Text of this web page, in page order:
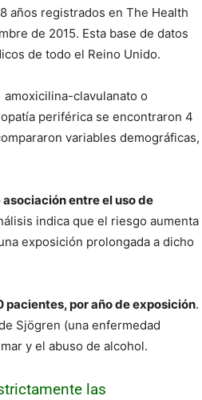
años registrados en The Health
de 2015. Esta base de datos
de todo el Reino Unido.
clavulanato o
periférica se encontraron 4
variables demográficas,
entre el uso de
indica que el riesgo aumenta
exposición prolongada a dicho
por año de exposición.
Sjögren (una enfermedad
y el abuso de alcohol.
las